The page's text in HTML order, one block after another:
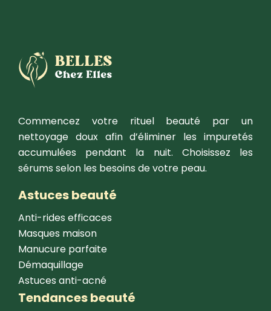
Commencez votre rituel beauté par un
nettoyage doux afin d’éliminer les impuretés
accumulées pendant la nuit. Choisissez les
sérums selon les besoins de votre peau.
Astuces beauté
Anti-rides efficaces
Masques maison
Manucure parfaite
Démaquillage
Astuces anti-acné
Tendances beauté